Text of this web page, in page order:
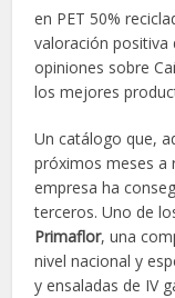
en PET 50%
valoración positiva
opiniones sobre
los mejores
Un catálogo que,
próximos meses a
empresa ha
terceros. Uno de
Primaflor, una
nivel nacional y
y ensaladas de IV